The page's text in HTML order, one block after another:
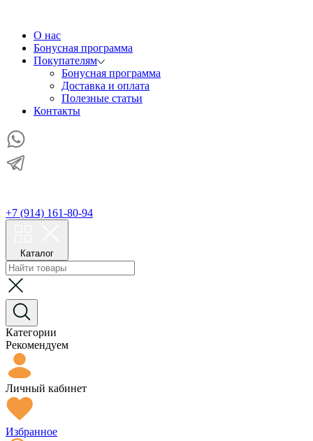
О нас
Бонусная программа
Покупателям
Бонусная программа
Доставка и оплата
Полезные статьи
Контакты
+7 (914) 161-80-94
Каталог
Категории
Рекомендуем
Личный кабинет
Избранное